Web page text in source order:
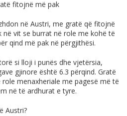
fitojnë më pak
në Austri, me gratë që fitojnë
vit se burrat në role me kohë të
qind më pak në përgjithësi.
si lloji i punës dhe vjetërsia,
gjinore është 6.3 përqind. Gratë
menaxheriale me pagesë më të
në të ardhurat e tyre.
Austri?